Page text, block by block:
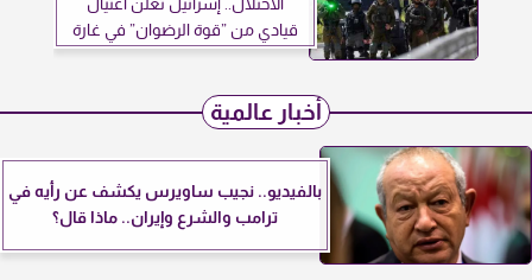
الاحتلال.. إسرائيل تعلن اغتيال
قيادي من ”قوة الرضوان” في غارة
أخبار عالمية
بالفيديو.. نجيب ساويرس يكشف عن رأيه في
ترامب والشرع وإيران.. ماذا قال؟